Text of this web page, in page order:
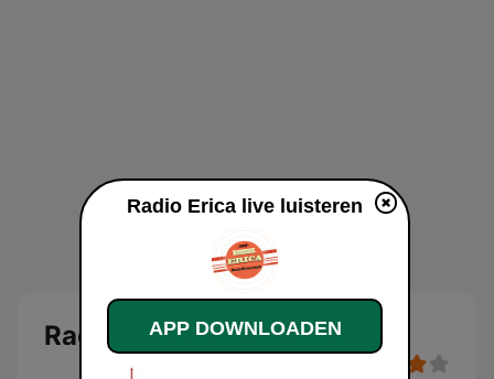
Radio Erica
Radio Erica live luisteren
APP DOWNLOADEN